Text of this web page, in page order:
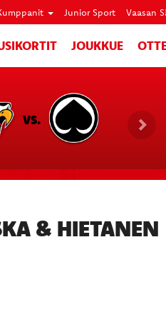
Junior Sport Vaasan
JOUKKUE
VS.
& HIETANEN